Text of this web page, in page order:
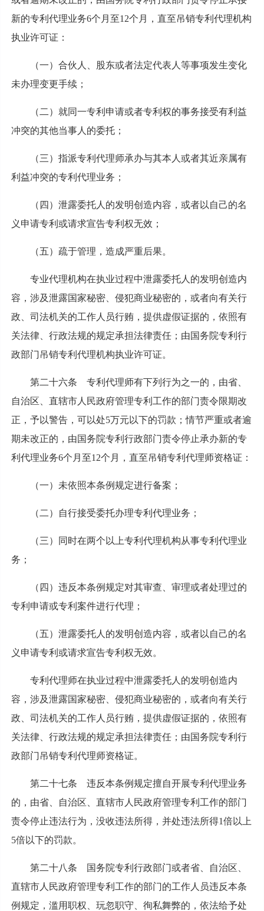
新的专利代理业务6个月至12个月，直至吊销专利代理机构
执业许可证：
（一）合伙人、股东或者法定代表人等事项发生变化
未办理变更手续；
（二）就同一专利申请或者专利权的事务接受有利益
冲突的其他当事人的委托；
（三）指派专利代理师承办与其本人或者其近亲属有
利益冲突的专利代理业务；
（四）泄露委托人的发明创造内容，或者以自己的名
义申请专利或请求宣告专利权无效；
（五）疏于管理，造成严重后果。
专业代理机构在执业过程中泄露委托人的发明创造内
容，涉及泄露国家秘密、侵犯商业秘密的，或者向有关行
政、司法机关的工作人员行贿，提供虚假证据的，依照有
关法律、行政法规的规定承担法律责任；由国务院专利行
政部门吊销专利代理机构执业许可证。
第二十六条 专利代理师有下列行为之一的，由省、
自治区、直辖市人民政府管理专利工作的部门责令限期改
正，予以警告，可以处5万元以下的罚款；情节严重或者逾
期未改正的，由国务院专利行政部门责令停止承办新的专
利代理业务6个月至12个月，直至吊销专利代理师资格证：
（一）未依照本条例规定进行备案；
（二）自行接受委托办理专利代理业务；
（三）同时在两个以上专利代理机构从事专利代理业
务；
（四）违反本条例规定对其审查、审理或者处理过的
专利申请或专利案件进行代理；
（五）泄露委托人的发明创造内容，或者以自己的名
义申请专利或请求宣告专利权无效。
专利代理师在执业过程中泄露委托人的发明创造内
容，涉及泄露国家秘密、侵犯商业秘密的，或者向有关行
政、司法机关的工作人员行贿，提供虚假证据的，依照有
关法律、行政法规的规定承担法律责任；由国务院专利行
政部门吊销专利代理师资格证。
第二十七条 违反本条例规定擅自开展专利代理业务
的，由省、自治区、直辖市人民政府管理专利工作的部门
责令停止违法行为，没收违法所得，并处违法所得1倍以上
5倍以下的罚款。
第二十八条 国务院专利行政部门或者省、自治区、
直辖市人民政府管理专利工作的部门的工作人员违反本条
例规定，滥用职权、玩忽职守、徇私舞弊的，依法给予处